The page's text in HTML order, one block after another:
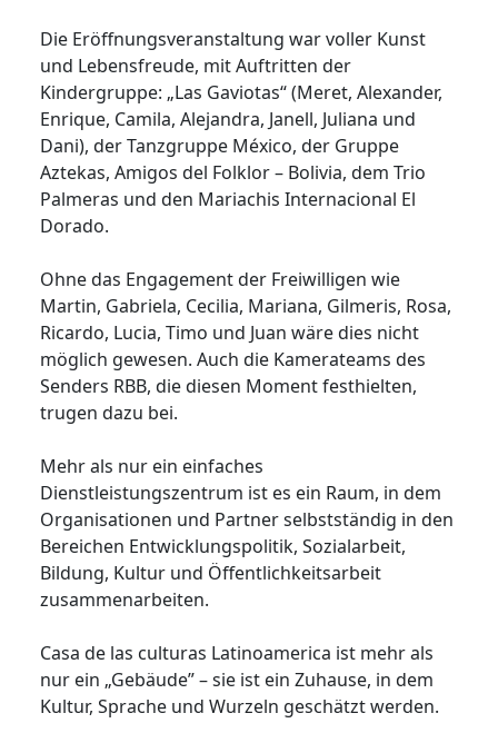
Die Eröffnungsveranstaltung war voller Kunst
und Lebensfreude, mit Auftritten der
Kindergruppe: „Las Gaviotas“ (Meret, Alexander,
Enrique, Camila, Alejandra, Janell, Juliana und
Dani), der Tanzgruppe México, der Gruppe
Aztekas, Amigos del Folklor – Bolivia, dem Trio
Palmeras und den Mariachis Internacional El
Dorado.
Ohne das Engagement der Freiwilligen wie
Martin, Gabriela, Cecilia, Mariana, Gilmeris, Rosa,
Ricardo, Lucia, Timo und Juan wäre dies nicht
möglich gewesen. Auch die Kamerateams des
Senders RBB, die diesen Moment festhielten,
trugen dazu bei.
Mehr als nur ein einfaches
Dienstleistungszentrum ist es ein Raum, in dem
Organisationen und Partner selbstständig in den
Bereichen Entwicklungspolitik, Sozialarbeit,
Bildung, Kultur und Öffentlichkeitsarbeit
zusammenarbeiten.
Casa de las culturas Latinoamerica ist mehr als
nur ein „Gebäude” – sie ist ein Zuhause, in dem
Kultur, Sprache und Wurzeln geschätzt werden.